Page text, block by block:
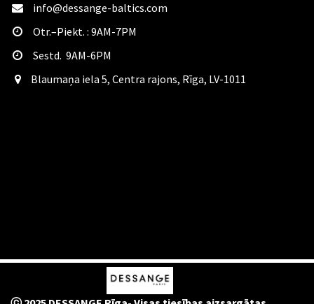
info@dessange-baltics.com
Otr.–Piekt. : 9AM-7PM
Sestd. 9AM-6PM
​Blaumaņa iela 5, Centra rajons, Rīga, LV-1011